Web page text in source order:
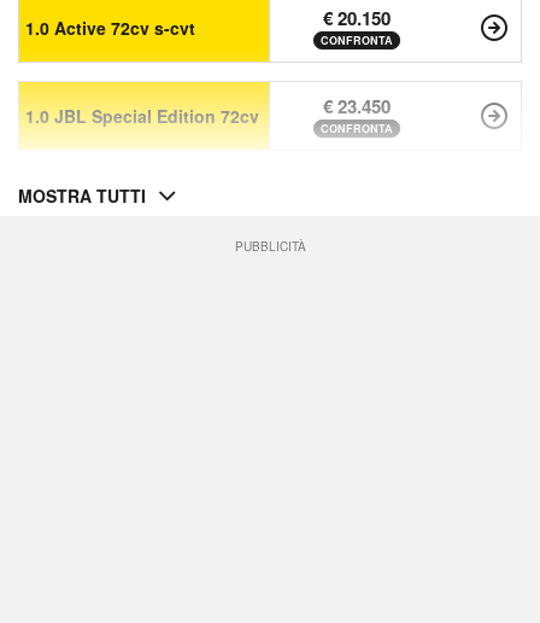
1.0 Active 72cv s-cvt € 20.150
CONFRONTA
1.0 JBL Special Edition 72cv € 23.450
CONFRONTA
MOSTRA TUTTI
PUBBLICITÀ